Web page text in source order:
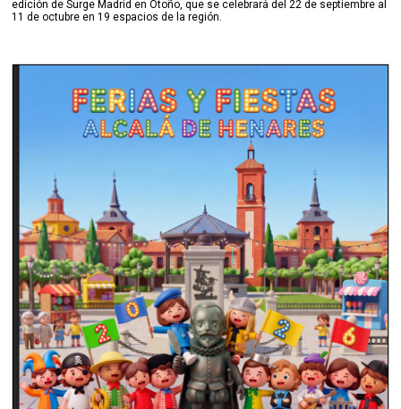
edición de Surge Madrid en Otoño, que se celebrará del 22 de septiembre al
11 de octubre en 19 espacios de la región.